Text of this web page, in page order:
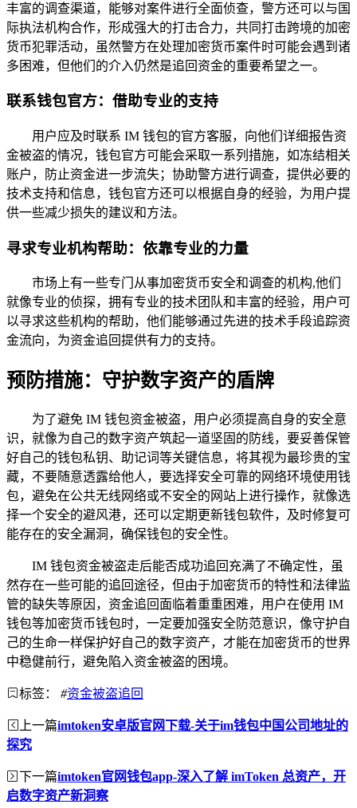
丰富的调查渠道，能够对案件进行全面侦查，警方还可以与国
际执法机构合作，形成强大的打击合力，共同打击跨境的加密
货币犯罪活动，虽然警方在处理加密货币案件时可能会遇到诸
多困难，但他们的介入仍然是追回资金的重要希望之一。
联系钱包官方：借助专业的支持
用户应及时联系 IM 钱包的官方客服，向他们详细报告资
金被盗的情况，钱包官方可能会采取一系列措施，如冻结相关
账户，防止资金进一步流失；协助警方进行调查，提供必要的
技术支持和信息，钱包官方还可以根据自身的经验，为用户提
供一些减少损失的建议和方法。
寻求专业机构帮助：依靠专业的力量
市场上有一些专门从事加密货币安全和调查的机构,他们
就像专业的侦探，拥有专业的技术团队和丰富的经验，用户可
以寻求这些机构的帮助，他们能够通过先进的技术手段追踪资
金流向，为资金追回提供有力的支持。
预防措施：守护数字资产的盾牌
为了避免 IM 钱包资金被盗，用户必须提高自身的安全意
识，就像为自己的数字资产筑起一道坚固的防线，要妥善保管
好自己的钱包私钥、助记词等关键信息，将其视为最珍贵的宝
藏，不要随意透露给他人，要选择安全可靠的网络环境使用钱
包，避免在公共无线网络或不安全的网站上进行操作，就像选
择一个安全的避风港，还可以定期更新钱包软件，及时修复可
能存在的安全漏洞，确保钱包的安全性。
IM 钱包资金被盗走后能否成功追回充满了不确定性，虽
然存在一些可能的追回途径，但由于加密货币的特性和法律监
管的缺失等原因，资金追回面临着重重困难，用户在使用 IM
钱包等加密货币钱包时，一定要加强安全防范意识，像守护自
己的生命一样保护好自己的数字资产，才能在加密货币的世界
中稳健前行，避免陷入资金被盗的困境。
标签： #资金被盗追回
上一篇imtoken安卓版官网下载-关于im钱包中国公司地址的
探究
下一篇imtoken官网钱包app-深入了解 imToken 总资产，开
启数字资产新洞察